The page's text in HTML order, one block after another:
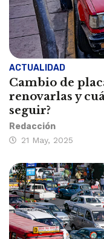
ACTUALIDAD
Cambio de
renovarlas y
seguir?
Redacción
21 May, 2025